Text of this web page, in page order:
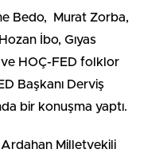
Bedo, Murat Zorba,
İbo, Gıyas
ve HOÇ-FED folklor
Başkanı Derviş
bir konuşma yaptı.
Ardahan Milletvekili